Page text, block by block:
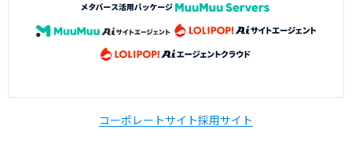
コーポレートサイト採用サイト